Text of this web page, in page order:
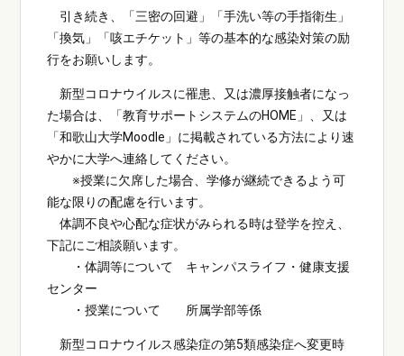
引き続き、「三密の回避」「手洗い等の手指衛生」
「換気」「咳エチケット」等の基本的な感染対策の励
行をお願いします。
新型コロナウイルスに罹患、又は濃厚接触者になっ
た場合は、「教育サポートシステムのHOME」、又は
「和歌山大学Moodle」に掲載されている方法により速
やかに大学へ連絡してください。
※授業に欠席した場合、学修が継続できるよう可
能な限りの配慮を行います。
体調不良や心配な症状がみられる時は登学を控え、
下記にご相談願います。
・体調等について キャンパスライフ・健康支援
センター
・授業について 所属学部等係
新型コロナウイルス感染症の第5類感染症へ変更時